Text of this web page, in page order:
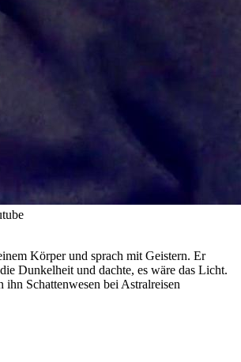
Körper und sprach mit Geistern. Er
Dunkelheit und dachte, es wäre das Licht.
ihn Schattenwesen bei Astralreisen